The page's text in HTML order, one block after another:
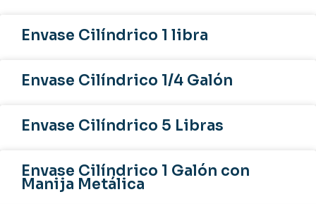
Envase Cilíndrico 1 libra
Envase Cilíndrico 1/4 Galón
Envase Cilíndrico 5 Libras
Envase Cilíndrico 1 Galón con
Manija Metálica